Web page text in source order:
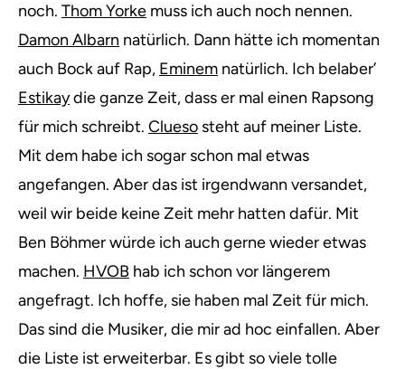
noch. Thom Yorke muss ich auch noch nennen.
Damon Albarn natürlich. Dann hätte ich momentan
auch Bock auf Rap, Eminem natürlich. Ich belaber’
Estikaydie ganze Zeit, dass er mal einen Rapsong
für mich schreibt. Clueso steht auf meiner Liste.
Mit dem habe ich sogar schon mal etwas
angefangen. Aber das ist irgendwann versandet,
weil wir beide keine Zeit mehr hatten dafür. Mit
Ben Böhmer würde ich auch gerne wieder etwas
machen. HVOB hab ich schon vor längerem
angefragt. Ich hoffe, sie haben mal Zeit für mich.
Das sind die Musiker, die mir ad hoc einfallen. Aber
die Liste ist erweiterbar. Es gibt so viele tolle